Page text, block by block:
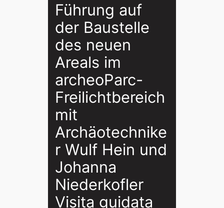
Führung auf
der Baustelle
des neuen
Areals im
archeoParc-
Freilichtbereich
mit
Archäotechnike
r Wulf Hein und
Johanna
Niederkofler
Visita guidata